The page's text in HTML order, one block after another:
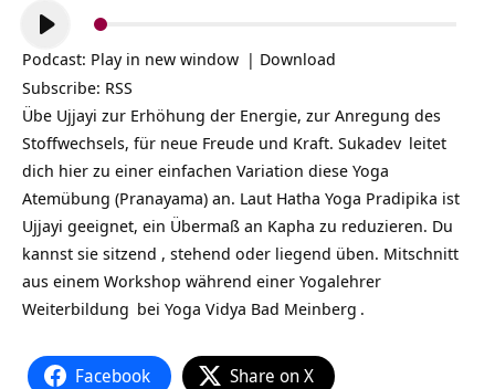
Audio-
Player
Podcast: Play in new window | Download
Subscribe: RSS
Übe Ujjayi zur Erhöhung der Energie, zur Anregung des
Stoffwechsels, für neue Freude und Kraft. Sukadev leitet
dich hier zu einer einfachen Variation diese Yoga
Atemübung (Pranayama) an. Laut Hatha Yoga Pradipika ist
Ujjayi geeignet, ein Übermaß an Kapha zu reduzieren. Du
kannst sie sitzend , stehend oder liegend üben. Mitschnitt
aus einem Workshop während einer Yogalehrer
Weiterbildung bei Yoga Vidya Bad Meinberg .
Facebook Share on X